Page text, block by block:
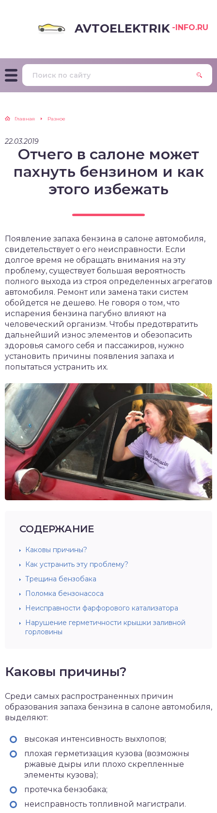
AVTOELEKTRIK -INFO.RU
Главная Разное
22.03.2019
Отчего в салоне может
пахнуть бензином и как
этого избежать
Появление запаха бензина в салоне автомобиля,
свидетельствует о его неисправности. Если
долгое время не обращать внимания на эту
проблему, существует большая вероятность
полного выхода из строя определенных агрегатов
автомобиля. Ремонт или замена таки систем
обойдется не дешево. Не говоря о том, что
испарения бензина пагубно влияют на
человеческий организм. Чтобы предотвратить
дальнейший износ элементов и обезопасить
здоровья самого себя и пассажиров, нужно
установить причины появления запаха и
попытаться устранить их.
СОДЕРЖАНИЕ
Каковы причины?
Как устранить эту проблему?
Трещина бензобака
Поломка бензонасоса
Неисправности фарфорового катализатора
Нарушение герметичности крышки заливной
горловины
Каковы причины?
Среди самых распространенных причин
образования запаха бензина в салоне автомобиля,
выделяют:
высокая интенсивность выхлопов;
плохая герметизация кузова (возможны
ржавые дыры или плохо скрепленные
элементы кузова);
протечка бензобака;
неисправность топливной магистрали.